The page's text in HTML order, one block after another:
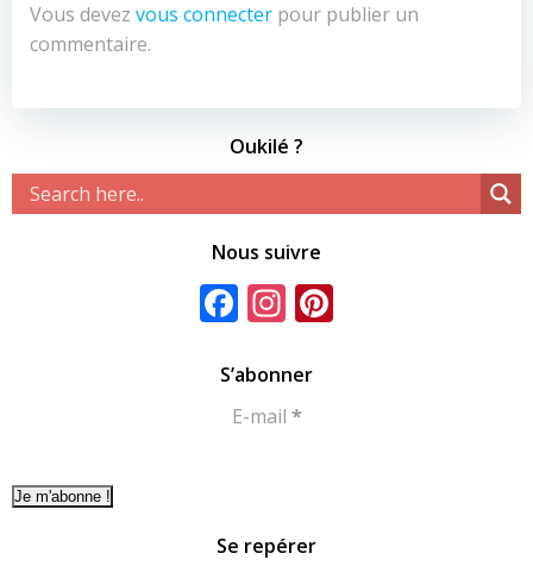
Vous devez vous connecter pour publier un
commentaire.
Oukilé ?
Nous suivre
Facebook
Instagram
S’abonner
E-mail *
Se repérer